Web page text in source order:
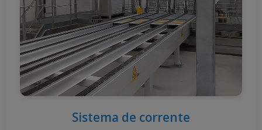
Sistema de corrente